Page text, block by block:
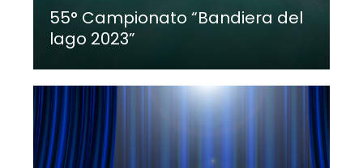
55° Campionato “Bandiera del
lago 2023”